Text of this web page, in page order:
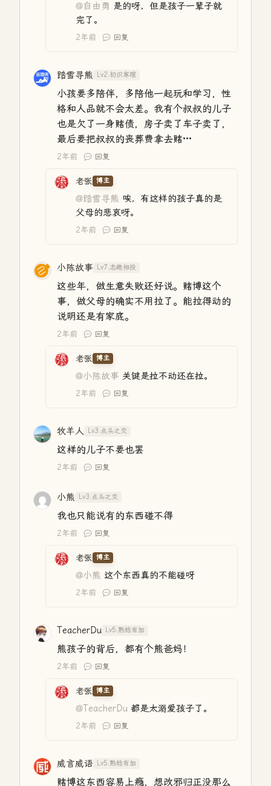
@自由勇 是的呀，但是孩子一辈子就
完了。
2年前 回复
踏雪寻熊 Lv2.初识寒暄
小孩要多陪伴，多陪他一起玩和学习，性
格和人品就不会太差。我有个叔叔的儿子
也是欠了一身赌债，房子卖了车子卖了，
最后要把叔叔的丧葬费拿去赌···
2年前 回复
老张 博主
@踏雪寻熊 唉，有这样的孩子真的是
父母的悲哀呀。
2年前 回复
小陈故事 Lv7.志趣相投
这些年，做生意失败还好说。赌博这个
事，做父母的确实不用拉了。能拉得动的
说明还是有家底。
2年前 回复
老张 博主
@小陈故事 关键是拉不动还在拉。
2年前 回复
牧羊人 Lv3.点头之交
这样的儿子不要也罢
2年前 回复
小熊 Lv3.点头之交
我也只能说有的东西碰不得
2年前 回复
老张 博主
@小熊 这个东西真的不能碰呀
2年前 回复
TeacherDu Lv5.熟稔有加
熊孩子的背后，都有个熊爸妈！
2年前 回复
老张 博主
@TeacherDu 都是太溺爱孩子了。
2年前 回复
威言威语 Lv5.熟稔有加
赌博这东西容易上瘾，想改邪归正没那么